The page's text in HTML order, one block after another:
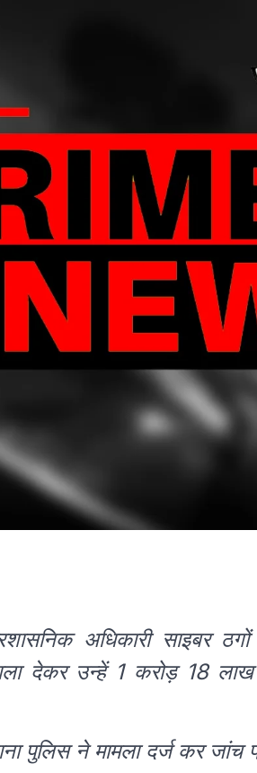
अधिकारी साइबर
देकर उन्हें 1 करोड़ 18
पुलिस ने मामला दर्ज कर जांच